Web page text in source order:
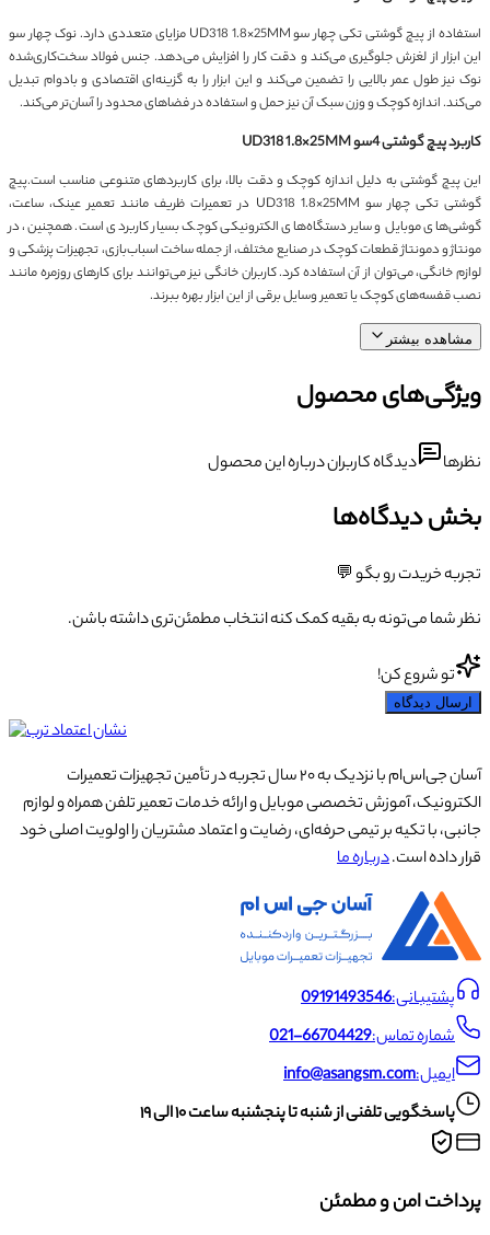
استفاده از پیچ گوشتی تکی چهار سو UD318 1.8×25MM مزایای متعددی دارد. نوک چهار سو
این ابزار از لغزش جلوگیری می‌کند و دقت کار را افزایش می‌دهد. جنس فولاد سخت‌کاری‌شده
نوک نیز طول عمر بالایی را تضمین می‌کند و این ابزار را به گزینه‌ای اقتصادی و بادوام تبدیل
می‌کند. اندازه کوچک و وزن سبک آن نیز حمل و استفاده در فضاهای محدود را آسان‌تر می‌کند.
کاربرد پیچ گوشتی 4سو UD318 1.8×25MM
این پیچ گوشتی به دلیل اندازه کوچک و دقت بالا، برای کاربردهای متنوعی مناسب است.پیچ
گوشتی تکی چهار سو UD318 1.8×25MM در تعمیرات ظریف مانند تعمیر عینک، ساعت،
گوشی‌های موبایل و سایر دستگاه‌های الکترونیکی کوچک بسیار کاربردی است. همچنین، در
مونتاژ و دمونتاژ قطعات کوچک در صنایع مختلف، از جمله ساخت اسباب‌بازی، تجهیزات پزشکی و
لوازم خانگی، می‌توان از آن استفاده کرد. کاربران خانگی نیز می‌توانند برای کارهای روزمره مانند
نصب قفسه‌های کوچک یا تعمیر وسایل برقی از این ابزار بهره ببرند.
مشاهده بیشتر
ویژگی‌های محصول
نظرها دیدگاه کاربران درباره این محصول
بخش دیدگاه‌ها
تجربه خریدت رو بگو 💬
نظر شما می‌تونه به بقیه کمک کنه انتخاب مطمئن‌تری داشته باشن.
تو شروع کن!
ارسال دیدگاه
آسان جی‌اس‌ام با نزدیک به ۲۰ سال تجربه در تأمین تجهیزات تعمیرات
الکترونیک، آموزش تخصصی موبایل و ارائه خدمات تعمیر تلفن همراه و لوازم
جانبی، با تکیه بر تیمی حرفه‌ای، رضایت و اعتماد مشتریان را اولویت اصلی خود
قرار داده است.درباره ما
پشتیبانی:09191493546
شماره تماس:021-66704429
ایمیل:info@asangsm.com
پاسخگویی تلفنی از شنبه تا پنجشنبه ساعت ۱۰ الی ۱۹
پرداخت امن و مطمئن